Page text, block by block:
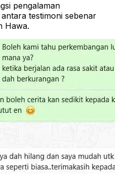
pengalaman
testimoni sebenar
Hawa.